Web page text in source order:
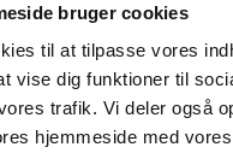
bruger cookies
til at tilpasse vores
vise dig funktioner til
trafik. Vi deler også
hjemmeside med
Kirkevej 3,